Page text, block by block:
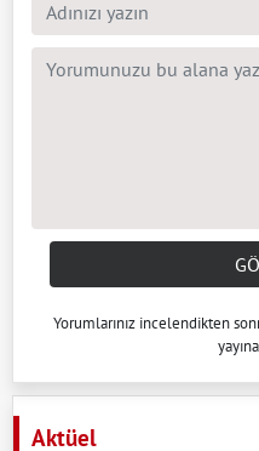
Yorumlarınız incelendikten
Aktüel